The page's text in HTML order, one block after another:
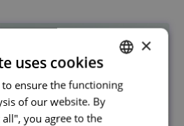
PORTUGUESE
ENGLISH
×
uses cookies
to ensure the functioning
of our website. By
you agree to the